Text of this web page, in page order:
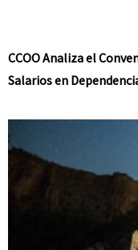
CCOO Analiza el
Salarios en